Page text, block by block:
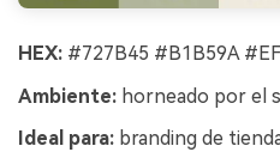
HEX: #727B45 #B1B59A
Ambiente: horneado por el
Ideal para: branding de